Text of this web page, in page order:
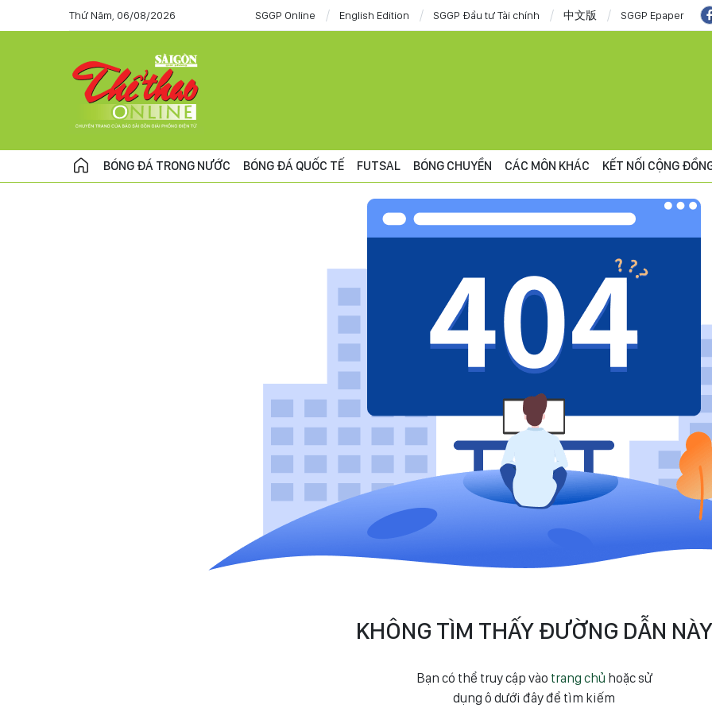
Thứ Năm, 06/08/2026 SGGP Online English Edition SGGP Đầu tư Tài chính 中文版 SGGP Epaper
BÓNG ĐÁ TRONG NƯỚC BÓNG ĐÁ QUỐC TẾ FUTSAL BÓNG CHUYỀN CÁC MÔN KHÁC KẾT NỐI CỘNG
KHÔNG TÌM THẤY ĐƯỜNG DẪN NÀY
Bạn có thể truy cập vào trang chủ hoặc sử
dụng ô dưới đây để tìm kiếm